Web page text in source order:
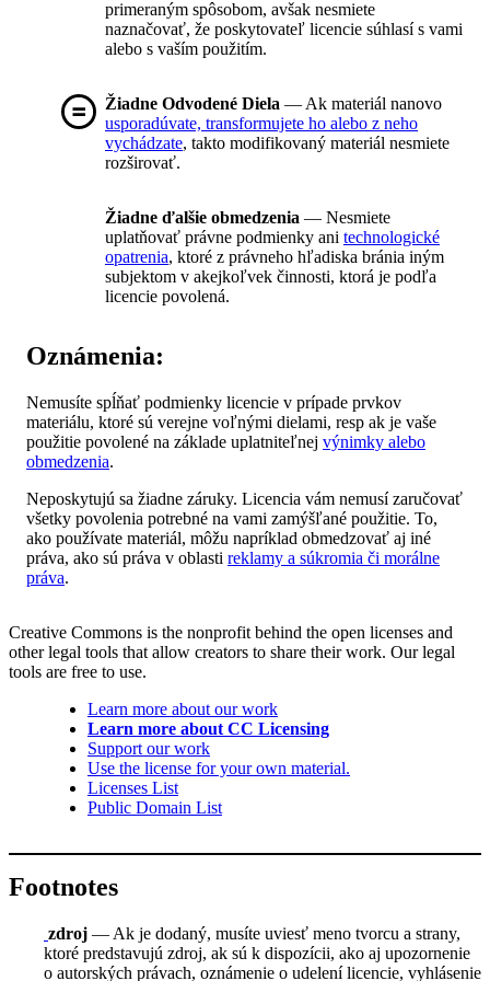
primeraným spôsobom, avšak nesmiete
naznačovať, že poskytovateľ licencie súhlasí s vami
alebo s vaším použitím.
Žiadne Odvodené Diela — Ak materiál nanovo
usporadúvate, transformujete ho alebo z neho
vychádzate, takto modifikovaný materiál nesmiete
rozširovať.
Žiadne ďalšie obmedzenia — Nesmiete
uplatňovať právne podmienky ani technologické
opatrenia, ktoré z právneho hľadiska bránia iným
subjektom v akejkoľvek činnosti, ktorá je podľa
licencie povolená.
Oznámenia:
Nemusíte spĺňať podmienky licencie v prípade prvkov
materiálu, ktoré sú verejne voľnými dielami, resp ak je vaše
použitie povolené na základe uplatniteľnej výnimky alebo
obmedzenia.
Neposkytujú sa žiadne záruky. Licencia vám nemusí zaručovať
všetky povolenia potrebné na vami zamýšľané použitie. To,
ako používate materiál, môžu napríklad obmedzovať aj iné
práva, ako sú práva v oblasti reklamy a súkromia či morálne
práva.
Creative Commons is the nonprofit behind the open licenses and
other legal tools that allow creators to share their work. Our legal
tools are free to use.
Learn more about our work
Learn more about CC Licensing
Support our work
Use the license for your own material.
Licenses List
Public Domain List
Footnotes
zdroj — Ak je dodaný, musíte uviesť meno tvorcu a strany,
ktoré predstavujú zdroj, ak sú k dispozícii, ako aj upozornenie
o autorských právach, oznámenie o udelení licencie, vyhlásenie